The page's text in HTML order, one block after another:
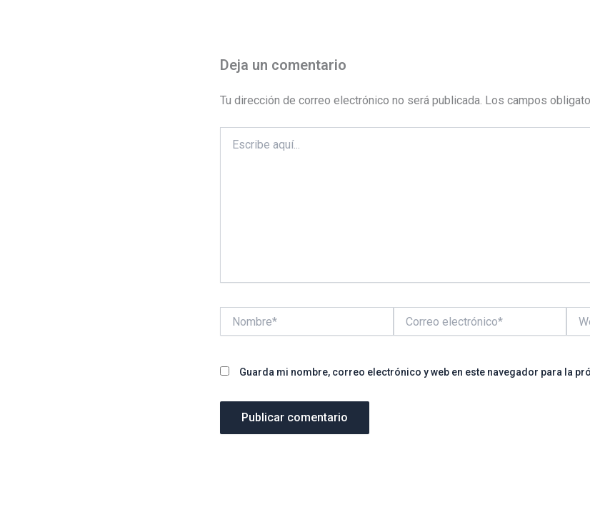
Deja un comentario
Tu dirección de correo electrónico no será publicada. Los campos
aquí...
electrónico*
Guarda mi nombre, correo electrónico y web en este navegador para la